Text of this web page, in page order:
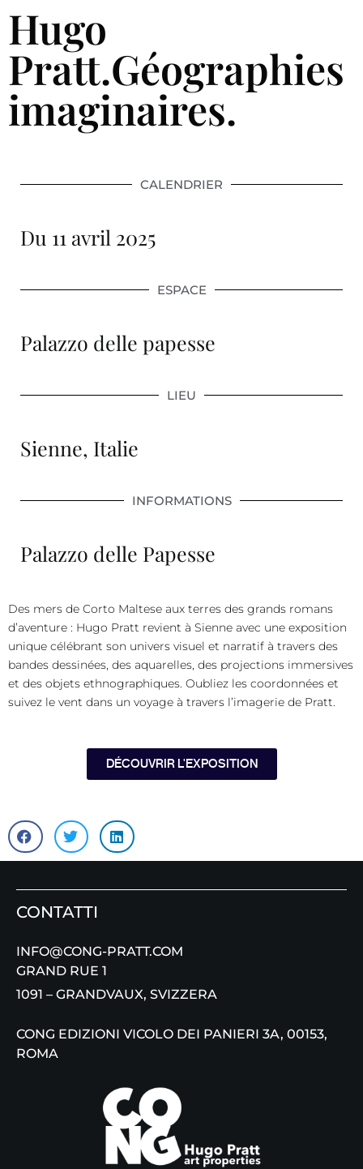
Hugo
Pratt.Géographies
imaginaires.
CALENDRIER
Du 11 avril 2025
ESPACE
Palazzo delle papesse
LIEU
Sienne, Italie
INFORMATIONS
Palazzo delle Papesse
Des mers de Corto Maltese aux terres des grands romans
d’aventure : Hugo Pratt revient à Sienne avec une exposition
unique célébrant son univers visuel et narratif à travers des
bandes dessinées, des aquarelles, des projections immersives
et des objets ethnographiques. Oubliez les coordonnées et
suivez le vent dans un voyage à travers l’imagerie de Pratt.
DÉCOUVRIR L'EXPOSITION
CONTATTI
INFO@CONG-PRATT.COM
GRAND RUE 1
1091 – GRANDVAUX, SVIZZERA
CONG EDIZIONI VICOLO DEI PANIERI 3A, 00153,
ROMA